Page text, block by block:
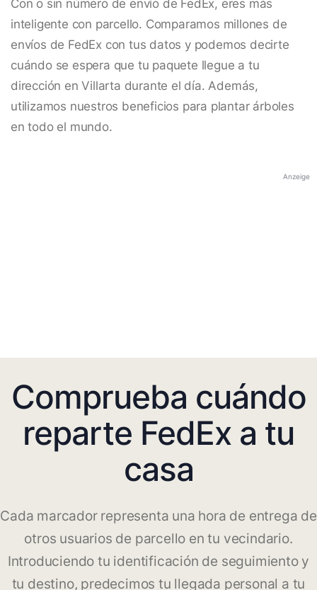
Con o sin número de envío de FedEx, eres más
inteligente con parcello. Comparamos millones de
envíos de FedEx con tus datos y podemos decirte
cuándo se espera que tu paquete llegue a tu
dirección en Villarta durante el día. Además,
utilizamos nuestros beneficios para plantar árboles
en todo el mundo.
Anzeige
Comprueba cuándo
reparte FedEx a tu
casa
Cada marcador representa una hora de entrega de
otros usuarios de parcello en tu vecindario.
Introduciendo tu identificación de seguimiento y
tu destino, predecimos tu llegada personal a tu